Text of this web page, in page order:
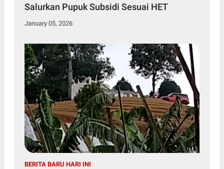
Salurkan Pupuk Subsidi Sesuai HET
January 05, 2026
BERITA BARU HARI INI